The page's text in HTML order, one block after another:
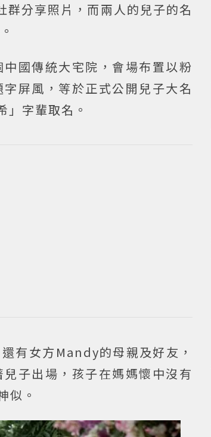
分享照片，而兩人的兒子的名
國傳統大宅院，會場布置以粉
屏風，等於正式公開兒子大名
」字輩取名。
有女方Mandy的母親及好友，
子出場，孩子在媽媽懷中沒有
似。